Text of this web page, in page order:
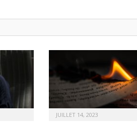
JUILLET 14, 2023